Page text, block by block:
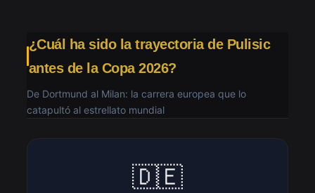
¿Cuál ha sido la trayectoria de Pulisic
antes de la Copa 2026?
De Dortmund al Milan: la carrera europea que lo
catapultó al estrellato mundial
🇩🇪